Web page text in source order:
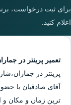
برای ثبت درخواست،
اعلام کنید.
تعمیر پرینتر در
پرینتر در جماران،
آقای صادقیان با
ترین زمان و مکان و